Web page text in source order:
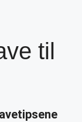
til